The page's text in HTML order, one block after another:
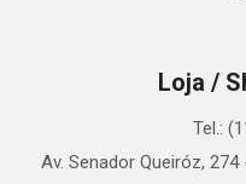
Loja /
Tel.:
Av. Senador Queiróz,